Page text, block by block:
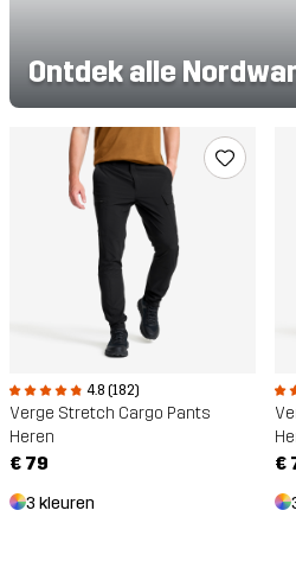
Ontdek alle
4.8 (182)
Verge Stretch Cargo Pants
Heren
€ 79
3 kleuren
€